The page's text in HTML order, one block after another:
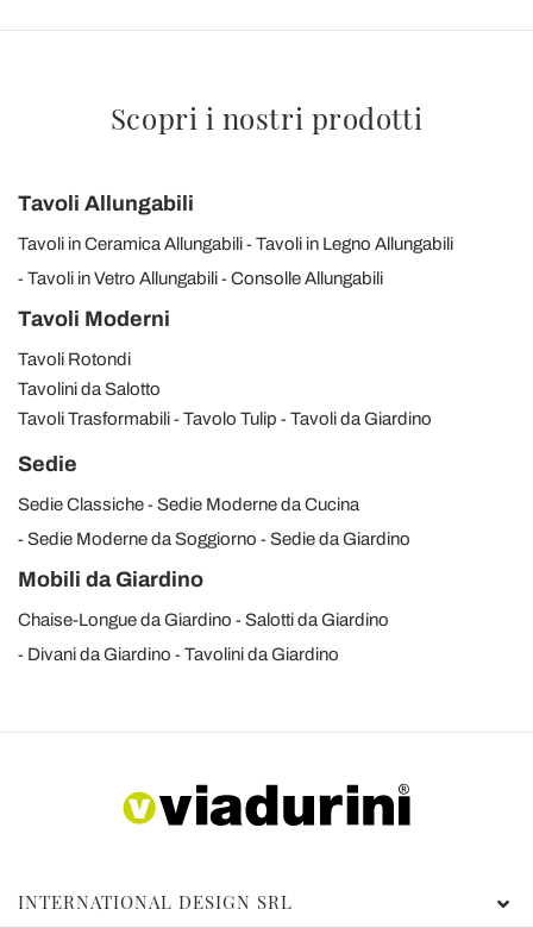
Scopri i nostri prodotti
Tavoli Allungabili
Tavoli in Ceramica Allungabili
Tavoli in Legno Allungabili
Tavoli in Vetro Allungabili
Consolle Allungabili
Tavoli Moderni
Tavoli Rotondi
Tavolini da Salotto
Tavoli Trasformabili
Tavolo Tulip Tavoli da Giardino
Sedie
Sedie Classiche
Sedie Moderne da Cucina
Sedie Moderne da Soggiorno
Sedie da Giardino
Mobili da Giardino
Chaise-Longue da Giardino
Salotti da Giardino
Divani da Giardino
Tavolini da Giardino
INTERNATIONAL DESIGN SRL